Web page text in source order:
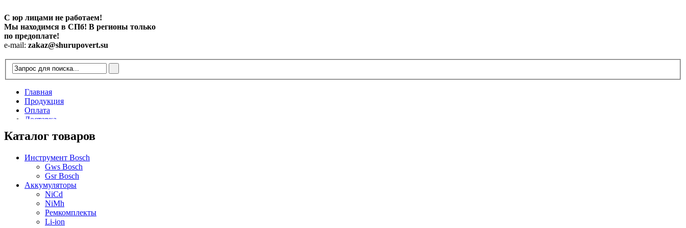
С юр лицами не работаем!
Мы находимся в СПб! В регионы только
по предоплате!
e-mail: zakaz@shurupovert.su
Главная
Продукция
Оплата
Доставка
Статьи
Каталог товаров
Инструмент Bosch
Gws Bosch
Gsr Bosch
Аккумуляторы
NiCd
NiMh
Ремкомплекты
Li-ion